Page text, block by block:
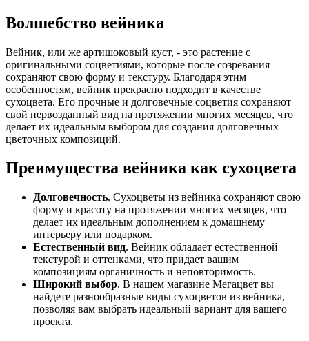
Волшебство вейника
Вейник, или же артишоковый куст, - это растение с
оригинальными соцветиями, которые после созревания
сохраняют свою форму и текстуру. Благодаря этим
особенностям, вейник прекрасно подходит в качестве
сухоцвета. Его прочные и долговечные соцветия сохраняют
свой первозданный вид на протяжении многих месяцев, что
делает их идеальным выбором для создания долговечных
цветочных композиций.
Преимущества вейника как сухоцвета
Долговечность. Сухоцветы из вейника сохраняют свою
форму и красоту на протяжении многих месяцев, что
делает их идеальным дополнением к домашнему
интерьеру или подарком.
Естественный вид. Вейник обладает естественной
текстурой и оттенками, что придает вашим
композициям органичность и неповторимость.
Широкий выбор. В нашем магазине Мегацвет вы
найдете разнообразные виды сухоцветов из вейника,
позволяя вам выбрать идеальный вариант для вашего
проекта.